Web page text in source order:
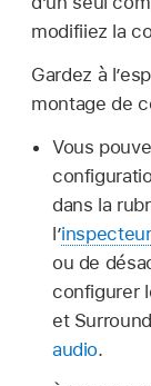
modifiiez la
Gardez à
montage de
Vous
dans la
l’
ou de
configurer
et
audio.